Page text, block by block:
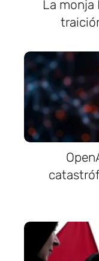
La monja